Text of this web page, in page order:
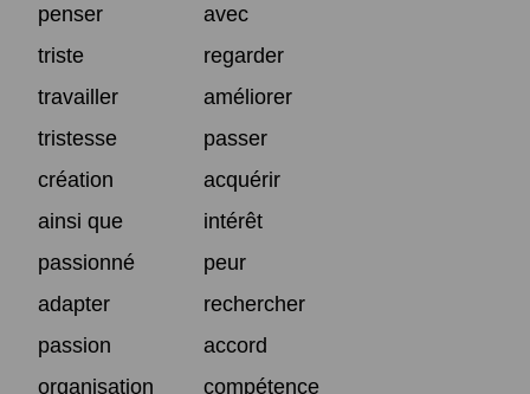
penser
avec
triste
regarder
travailler
améliorer
tristesse
passer
création
acquérir
ainsi que
intérêt
passionné
peur
adapter
rechercher
passion
accord
organisation
compétence